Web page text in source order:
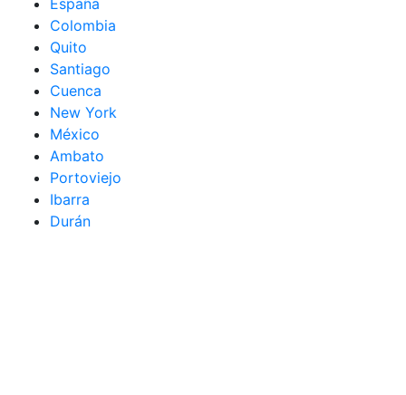
España
Colombia
Quito
Santiago
Cuenca
New York
México
Ambato
Portoviejo
Ibarra
Durán